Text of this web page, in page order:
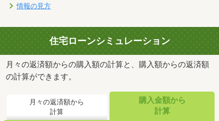
情報の見方
住宅ローンシミュレーション
月々の返済額からの購入額の計算と、購入額からの返済額
の計算ができます。
月々の返済額から
計算
購入金額から
計算